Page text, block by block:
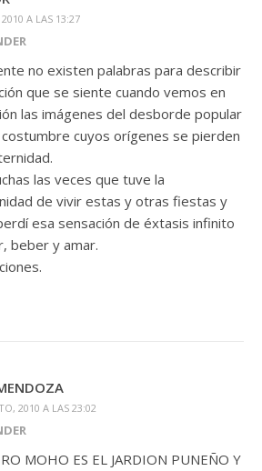
A LAS 13:27
no existen palabras para describir
que se siente cuando vemos en
las imágenes del desborde popular
cuyos orígenes se pierden
las veces que tuve la
de vivir estas y otras fiestas y
esa sensación de éxtasis infinito
beber y amar.
2010 A LAS 23:02
MOHO ES EL JARDION PUNEÑO Y